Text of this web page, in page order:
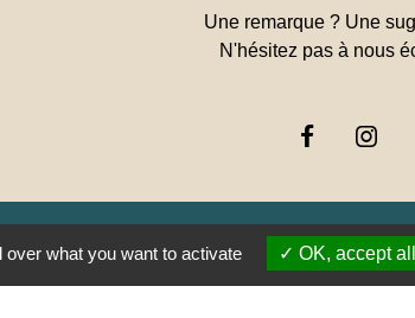
Une remarque ? Une
N'hésitez pas à nous
what you want to activate OK, accept all